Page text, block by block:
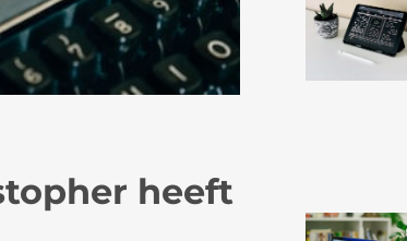
heeft